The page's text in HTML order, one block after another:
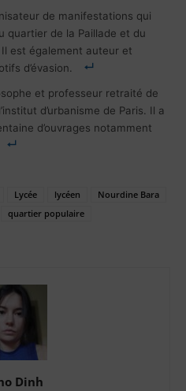
de manifestations qui
quartier de la Paillade et du
est également auteur et
d’évasion.
et professeur retraité de
d’urbanisme de Paris. Il a
d’ouvrages notamment
Lycée lycéen
Nourdine Bara
quartier populaire
Dinh